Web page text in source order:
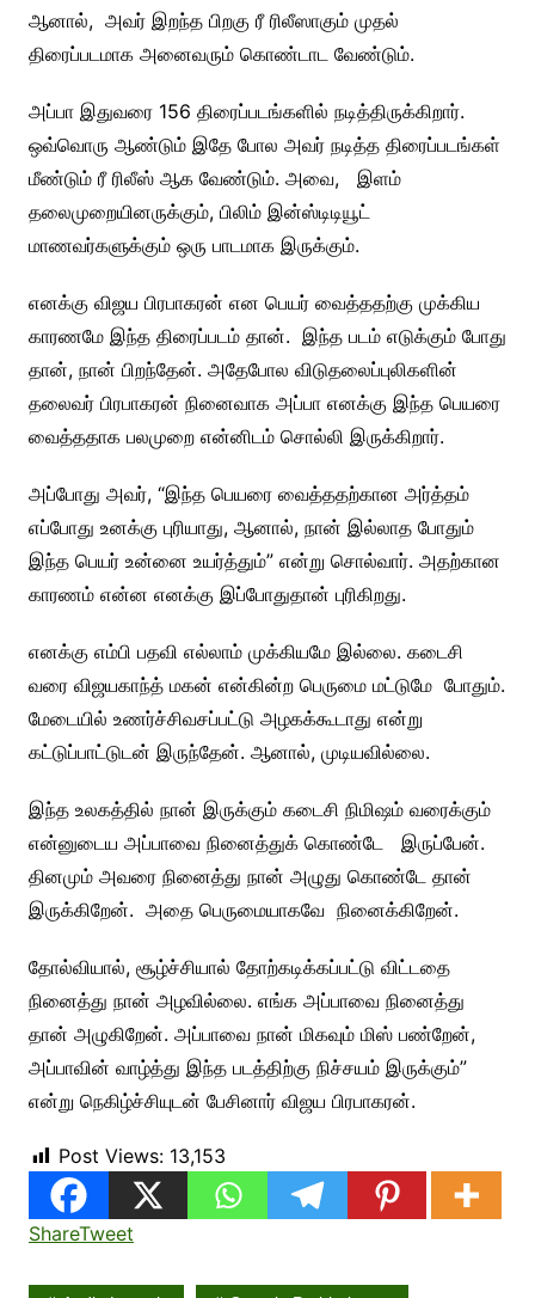
ஆனால், அவர் இறந்த பிறகு ரீ ரிலீஸாகும் முதல்
திரைப்படமாக அனைவரும் கொண்டாட வேண்டும்.
அப்பா இதுவரை 156 திரைப்படங்களில் நடித்திருக்கிறார்.
ஒவ்வொரு ஆண்டும் இதே போல அவர் நடித்த திரைப்படங்கள்
மீண்டும் ரீ ரிலீஸ் ஆக வேண்டும். அவை, இளம்
தலைமுறையினருக்கும், பிலிம் இன்ஸ்டிடியூட்
மாணவர்களுக்கும் ஒரு பாடமாக இருக்கும்.
எனக்கு விஜய பிரபாகரன் என பெயர் வைத்ததற்கு முக்கிய
காரணமே இந்த திரைப்படம் தான். இந்த படம் எடுக்கும் போது
தான், நான் பிறந்தேன். அதேபோல விடுதலைப்புலிகளின்
தலைவர் பிரபாகரன் நினைவாக அப்பா எனக்கு இந்த பெயரை
வைத்ததாக பலமுறை என்னிடம் சொல்லி இருக்கிறார்.
அப்போது அவர், “இந்த பெயரை வைத்ததற்கான அர்த்தம்
எப்போது உனக்கு புரியாது, ஆனால், நான் இல்லாத போதும்
இந்த பெயர் உன்னை உயர்த்தும்” என்று சொல்வார். அதற்கான
காரணம் என்ன எனக்கு இப்போதுதான் புரிகிறது.
எனக்கு எம்பி பதவி எல்லாம் முக்கியமே இல்லை. கடைசி
வரை விஜயகாந்த் மகன் என்கின்ற பெருமை மட்டுமே போதும்.
மேடையில் உணர்ச்சிவசப்பட்டு அழகக்கூடாது என்று
கட்டுப்பாட்டுடன் இருந்தேன். ஆனால், முடியவில்லை.
இந்த உலகத்தில் நான் இருக்கும் கடைசி நிமிஷம் வரைக்கும்
என்னுடைய அப்பாவை நினைத்துக் கொண்டே இருப்பேன்.
தினமும் அவரை நினைத்து நான் அழுது கொண்டே தான்
இருக்கிறேன். அதை பெருமையாகவே நினைக்கிறேன்.
தோல்வியால், சூழ்ச்சியால் தோற்கடிக்கப்பட்டு விட்டதை
நினைத்து நான் அழவில்லை. எங்க அப்பாவை நினைத்து
தான் அழுகிறேன். அப்பாவை நான் மிகவும் மிஸ் பண்றேன்,
அப்பாவின் வாழ்த்து இந்த படத்திற்கு நிச்சயம் இருக்கும்”
என்று நெகிழ்ச்சியுடன் பேசினார் விஜய பிரபாகரன்.
Post Views: 13,153
ShareTweet